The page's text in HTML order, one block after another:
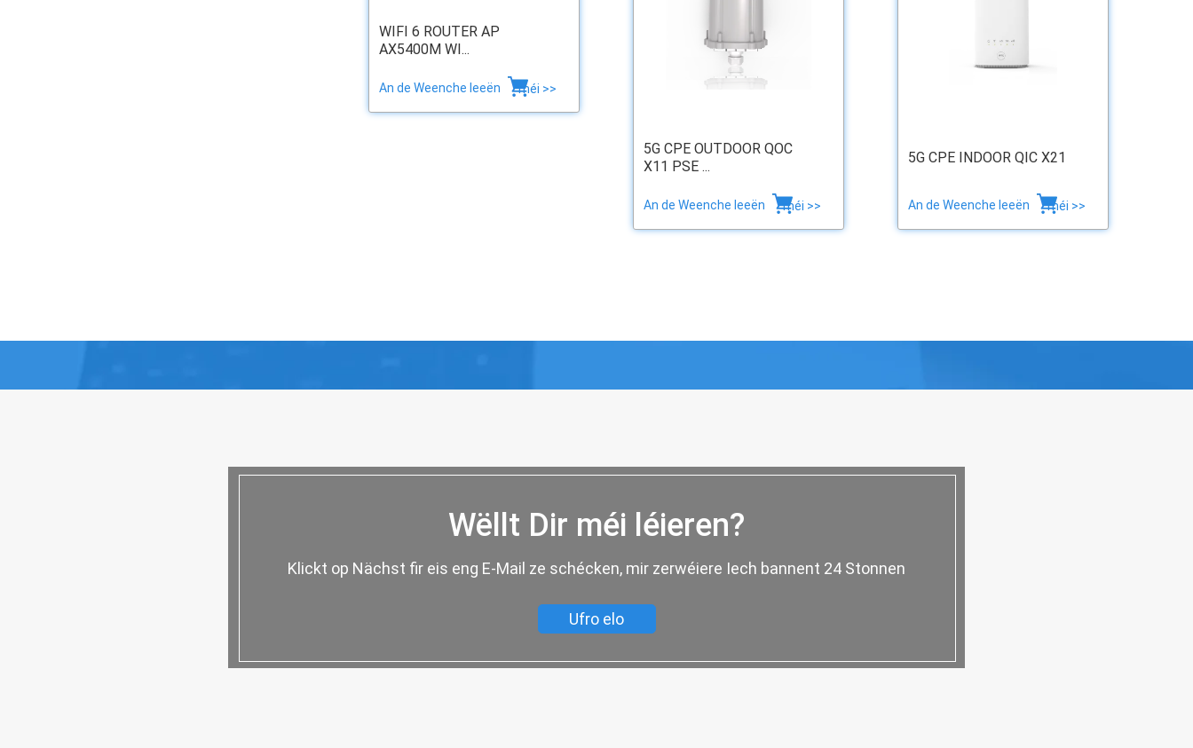
WIFI 6 ROUTER AP
AX5400M WI...
An de Weenche leeën méi >>
5G CPE OUTDOOR QOC
X11 PSE ...
An de Weenche leeën méi >>
5G CPE INDOOR QIC X21
An de Weenche leeën méi >>
Wëllt Dir méi léieren?
Klickt op Nächst fir eis eng E-Mail ze schécken, mir zerwéiere Iech bannent 24 Stonnen
Ufro elo